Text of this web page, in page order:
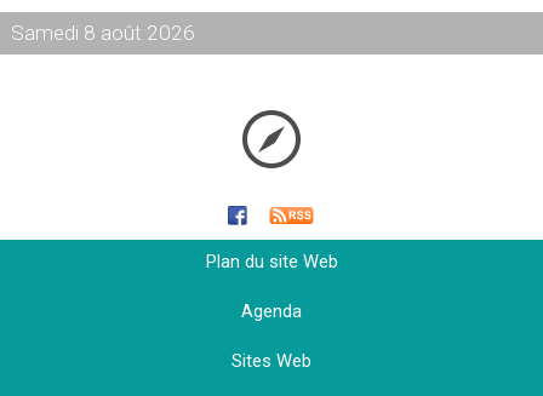
Samedi 8 août 2026
Plan du site Web
Agenda
Sites Web